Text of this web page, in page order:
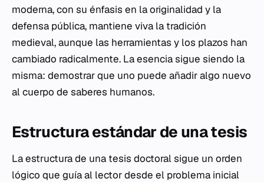
moderna, con su énfasis en la originalidad y la
defensa pública, mantiene viva la tradición
medieval, aunque las herramientas y los plazos han
cambiado radicalmente. La esencia sigue siendo la
misma: demostrar que uno puede añadir algo nuevo
al cuerpo de saberes humanos.
Estructura estándar de una tesis
La estructura de una tesis doctoral sigue un orden
lógico que guía al lector desde el problema inicial